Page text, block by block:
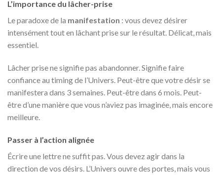
L’importance du lâcher-prise
Le paradoxe de la manifestation : vous devez désirer
intensément tout en lâchant prise sur le résultat. Délicat, mais
essentiel.
Lâcher prise ne signifie pas abandonner. Signifie faire
confiance au timing de l’Univers. Peut-être que votre désir se
manifestera dans 3 semaines. Peut-être dans 6 mois. Peut-
être d’une manière que vous n’aviez pas imaginée, mais encore
meilleure.
Passer à l’action alignée
Écrire une lettre ne suffit pas. Vous devez agir dans la
direction de vos désirs. L’Univers ouvre des portes, mais vous